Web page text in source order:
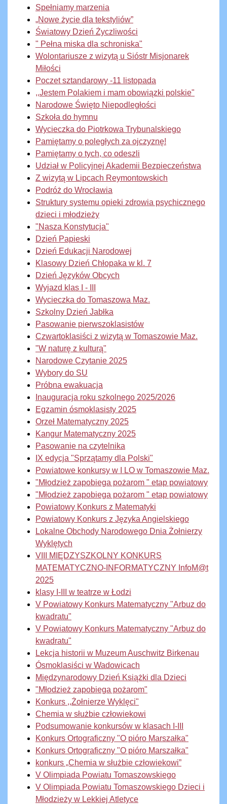
Spełniamy marzenia
„Nowe życie dla tekstyliów”
Światowy Dzień Życzliwości
" Pełna miska dla schroniska"
Wolontariusze z wizytą u Sióstr Misjonarek
Miłości
Poczet sztandarowy -11 listopada
,,Jestem Polakiem i mam obowiązki polskie"
Narodowe Święto Niepodległości
Szkoła do hymnu
Wycieczka do Piotrkowa Trybunalskiego
Pamiętamy o poległych za ojczyznę!
Pamiętamy o tych, co odeszli
Udział w Policyjnej Akademii Bezpieczeństwa
Z wizytą w Lipcach Reymontowskich
Podróż do Wrocławia
Struktury systemu opieki zdrowia psychicznego
dzieci i młodzieży
"Nasza Konstytucja"
Dzień Papieski
Dzień Edukacji Narodowej
Klasowy Dzień Chłopaka w kl. 7
Dzień Języków Obcych
Wyjazd klas I - III
Wycieczka do Tomaszowa Maz.
Szkolny Dzień Jabłka
Pasowanie pierwszoklasistów
Czwartoklasiści z wizytą w Tomaszowie Maz.
"W naturę z kulturą"
Narodowe Czytanie 2025
Wybory do SU
Próbna ewakuacja
Inauguracja roku szkolnego 2025/2026
Egzamin ósmoklasisty 2025
Orzeł Matematyczny 2025
Kangur Matematyczny 2025
Pasowanie na czytelnika
IX edycja "Sprzątamy dla Polski"
Powiatowe konkursy w I LO w Tomaszowie Maz.
"Młodzież zapobiega pożarom " etap powiatowy
"Młodzież zapobiega pożarom " etap powiatowy
Powiatowy Konkurs z Matematyki
Powiatowy Konkurs z Języka Angielskiego
Lokalne Obchody Narodowego Dnia Żołnierzy
Wyklętych
VIII MIĘDZYSZKOLNY KONKURS
MATEMATYCZNO-INFORMATYCZNY InfoM@t
2025
klasy I-III w teatrze w Łodzi
V Powiatowy Konkurs Matematyczny "Arbuz do
kwadratu"
V Powiatowy Konkurs Matematyczny "Arbuz do
kwadratu"
Lekcja historii w Muzeum Auschwitz Birkenau
Ósmoklasiści w Wadowicach
Międzynarodowy Dzień Książki dla Dzieci
"Młodzież zapobiega pożarom"
Konkurs ,,Żołnierze Wyklęci"
Chemia w służbie człowiekowi
Podsumowanie konkursów w klasach I-III
Konkurs Ortograficzny "O pióro Marszałka"
Konkurs Ortograficzny "O pióro Marszałka"
konkurs „Chemia w służbie człowiekowi”
V Olimpiada Powiatu Tomaszowskiego
V Olimpiada Powiatu Tomaszowskiego Dzieci i
Młodzieży w Lekkiej Atletyce